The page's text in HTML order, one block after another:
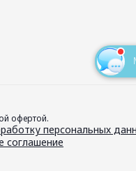
офертой.
персональных
соглашение